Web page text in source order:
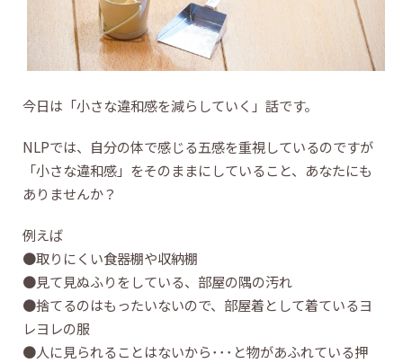
今日は「小さな違和感を減らしていく」話です。
NLPでは、自分の体で感じる五感を重視しているのですが
「小さな違和感」をそのままにしていること、あなたにも
ありませんか？
例えば
●取りにくい食器棚や収納棚
●見て見ぬふりをしている、部屋の隅の汚れ
●捨てるのはもったいないので、部屋着として着ているヨ
レヨレの服
●人に見られることはないから･･･と物があふれている押